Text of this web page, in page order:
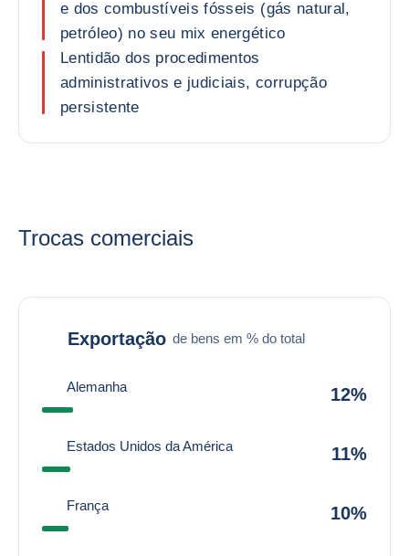
e dos combustíveis fósseis (gás natural,
petróleo) no seu mix energético
Lentidão dos procedimentos
administrativos e judiciais, corrupção
persistente
Trocas comerciais
Exportação de bens em % do total
Alemanha 12%
Estados Unidos da América 11%
França 10%